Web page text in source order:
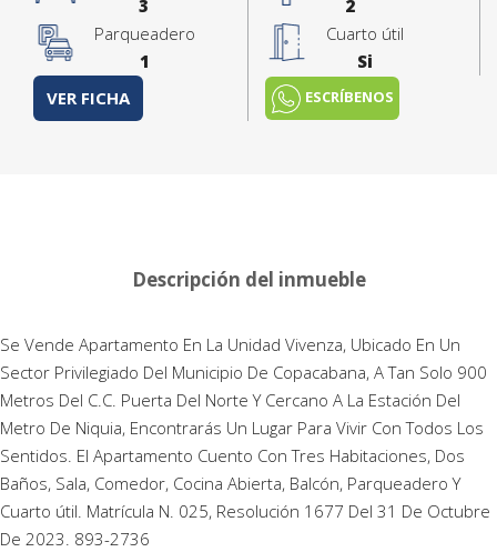
3
2
Parqueadero
1
Cuarto útil
Si
VER FICHA
ESCRÍBENOS
Descripción del inmueble
Se Vende Apartamento En La Unidad Vivenza, Ubicado En Un
Sector Privilegiado Del Municipio De Copacabana, A Tan Solo 900
Metros Del C.C. Puerta Del Norte Y Cercano A La Estación Del
Metro De Niquia, Encontrarás Un Lugar Para Vivir Con Todos Los
Sentidos. El Apartamento Cuento Con Tres Habitaciones, Dos
Baños, Sala, Comedor, Cocina Abierta, Balcón, Parqueadero Y
Cuarto útil. Matrícula N. 025, Resolución 1677 Del 31 De Octubre
De 2023. 893-2736